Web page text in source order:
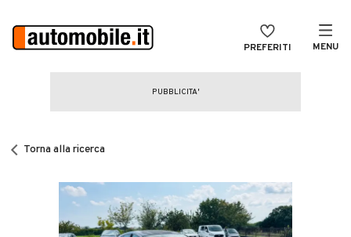
PREFERITI MENU
CERCA
Auto Nuove
Noleggio a lungo termine
Torna alla ricerca